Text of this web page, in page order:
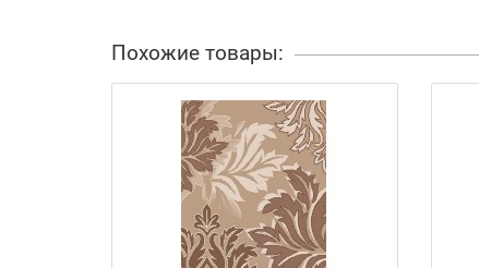
Похожие товары: